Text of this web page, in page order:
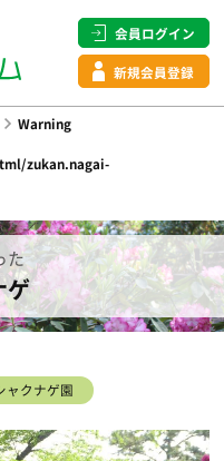
会員ログイン
新規会員登録
Warning
zukan.nagai-
た
ゲ
ャクナゲ園